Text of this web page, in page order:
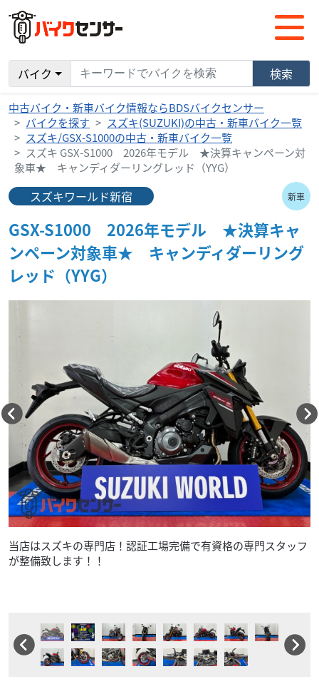
バイク 検索
中古バイク・新車バイク情報ならBDSバイクセンサー
バイクを探す
スズキ(SUZUKI)の中古・新車バイク一覧
スズキ/GSX-S1000の中古・新車バイク一覧
スズキ GSX-S1000 2026年モデル ★決算キャンペーン対
象車★ キャンディダーリングレッド（YYG）
スズキワールド新宿 新車
GSX-S1000 2026年モデル ★決算キャ
ンペーン対象車★ キャンディダーリング
レッド（YYG）
当店はスズキの専門店！認証工場完備で有資格の専門スタッフ
が整備致します！！